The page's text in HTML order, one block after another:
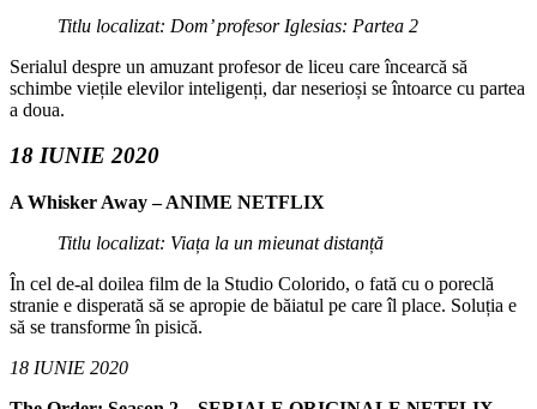
Titlu localizat: Dom’ profesor Iglesias: Partea 2
Serialul despre un amuzant profesor de liceu care încearcă să
schimbe viețile elevilor inteligenți, dar neserioși se întoarce cu partea
a doua.
18 IUNIE 2020
A Whisker Away – ANIME NETFLIX
Titlu localizat: Viața la un mieunat distanță
În cel de-al doilea film de la Studio Colorido, o fată cu o poreclă
stranie e disperată să se apropie de băiatul pe care îl place. Soluția e
să se transforme în pisică.
18 IUNIE 2020